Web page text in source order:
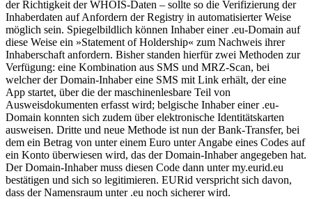
der Richtigkeit der WHOIS-Daten – sollte so die Verifizierung der
Inhaberdaten auf Anfordern der Registry in automatisierter Weise
möglich sein. Spiegelbildlich können Inhaber einer .eu-Domain auf
diese Weise ein »Statement of Holdership« zum Nachweis ihrer
Inhaberschaft anfordern. Bisher standen hierfür zwei Methoden zur
Verfügung: eine Kombination aus SMS und MRZ-Scan, bei
welcher der Domain-Inhaber eine SMS mit Link erhält, der eine
App startet, über die der maschinenlesbare Teil von
Ausweisdokumenten erfasst wird; belgische Inhaber einer .eu-
Domain konnten sich zudem über elektronische Identitätskarten
ausweisen. Dritte und neue Methode ist nun der Bank-Transfer, bei
dem ein Betrag von unter einem Euro unter Angabe eines Codes auf
ein Konto überwiesen wird, das der Domain-Inhaber angegeben hat.
Der Domain-Inhaber muss diesen Code dann unter my.eurid.eu
bestätigen und sich so legitimieren. EURid verspricht sich davon,
dass der Namensraum unter .eu noch sicherer wird.